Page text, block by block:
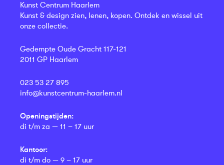
Kunst Centrum Haarlem
Kunst & design zien, lenen, kopen. Ontdek en wissel uit
onze collectie.
Gedempte Oude Gracht 117-121
2011 GP Haarlem
023 53 27 895
info@kunstcentrum-haarlem.nl
Openingstijden:
di t/m za — 11 – 17 uur
Kantoor:
di t/m do — 9 – 17 uur